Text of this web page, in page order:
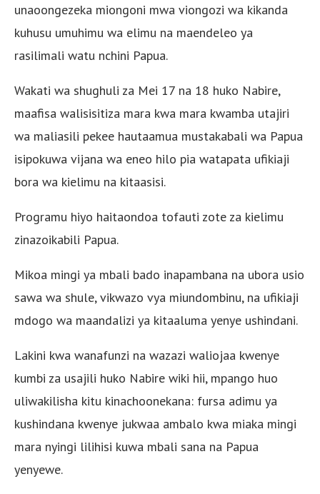
unaoongezeka miongoni mwa viongozi wa kikanda
kuhusu umuhimu wa elimu na maendeleo ya
rasilimali watu nchini Papua.
Wakati wa shughuli za Mei 17 na 18 huko Nabire,
maafisa walisisitiza mara kwa mara kwamba utajiri
wa maliasili pekee hautaamua mustakabali wa Papua
isipokuwa vijana wa eneo hilo pia watapata ufikiaji
bora wa kielimu na kitaasisi.
Programu hiyo haitaondoa tofauti zote za kielimu
zinazoikabili Papua.
Mikoa mingi ya mbali bado inapambana na ubora usio
sawa wa shule, vikwazo vya miundombinu, na ufikiaji
mdogo wa maandalizi ya kitaaluma yenye ushindani.
Lakini kwa wanafunzi na wazazi waliojaa kwenye
kumbi za usajili huko Nabire wiki hii, mpango huo
uliwakilisha kitu kinachoonekana: fursa adimu ya
kushindana kwenye jukwaa ambalo kwa miaka mingi
mara nyingi lilihisi kuwa mbali sana na Papua
yenyewe.